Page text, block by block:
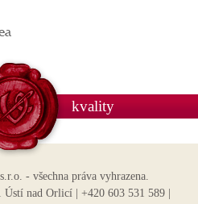
kvality
- všechna práva vyhrazena.
nad Orlicí | +420 603 531 589 |